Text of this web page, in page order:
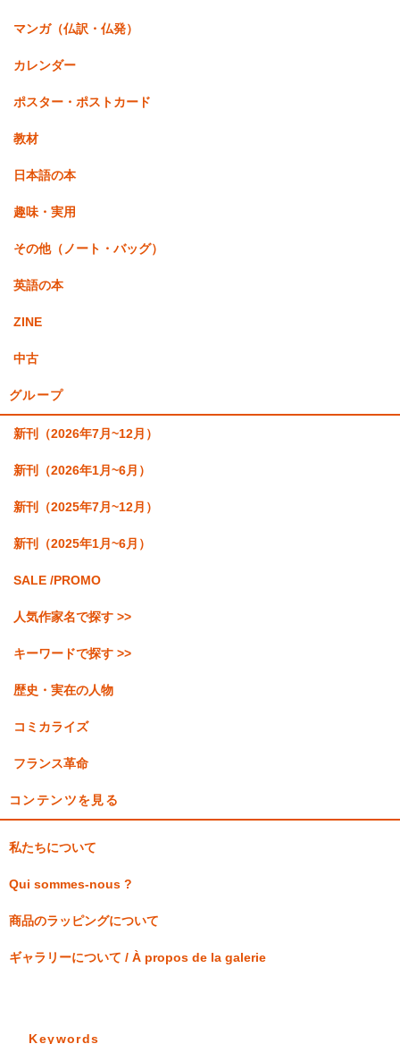
マンガ（仏訳・仏発）
カレンダー
ポスター・ポストカード
教材
日本語の本
趣味・実用
その他（ノート・バッグ）
英語の本
ZINE
中古
グループ
新刊（2026年7月~12月）
新刊（2026年1月~6月）
新刊（2025年7月~12月）
新刊（2025年1月~6月）
SALE /PROMO
人気作家名で探す >>
キーワードで探す >>
歴史・実在の人物
コミカライズ
フランス革命
コンテンツを見る
私たちについて
Qui sommes-nous ?
商品のラッピングについて
ギャラリーについて / À propos de la galerie
Keywords